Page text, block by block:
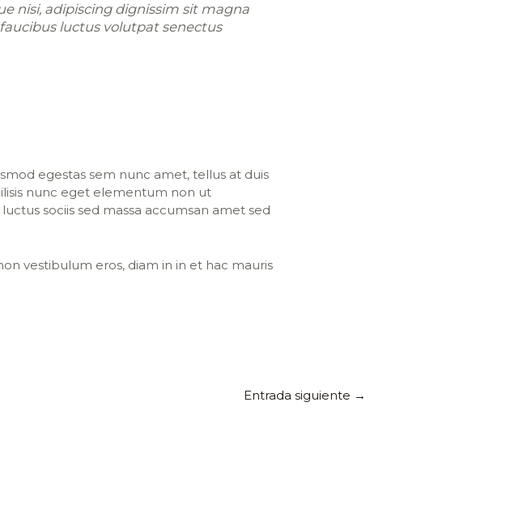
nisi, adipiscing dignissim sit magna
luctus volutpat senectus
egestas sem nunc amet, tellus at duis
nunc eget elementum non ut
sociis sed massa accumsan amet sed
vestibulum eros, diam in in et hac mauris
Entrada siguiente →